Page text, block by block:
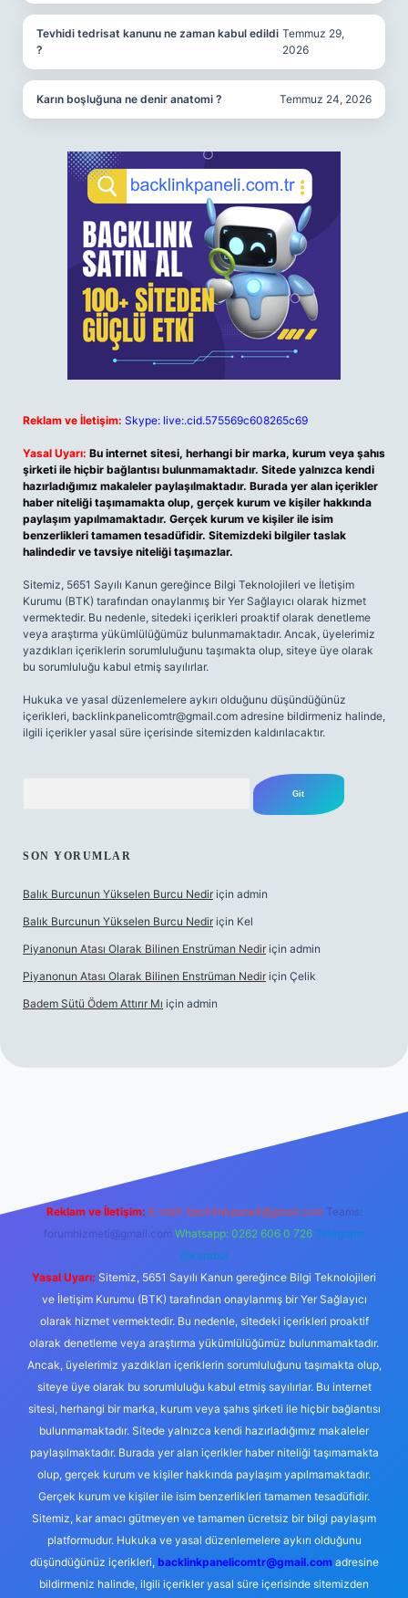
Tevhidi tedrisat kanunu ne zaman kabul edildi
?
Temmuz 29,
2026
Karın boşluğuna ne denir anatomi ? Temmuz 24, 2026
Reklam ve İletişim: Skype: live:.cid.575569c608265c69
Yasal Uyarı: Bu internet sitesi, herhangi bir marka, kurum veya şahıs
şirketi ile hiçbir bağlantısı bulunmamaktadır. Sitede yalnızca kendi
hazırladığımız makaleler paylaşılmaktadır. Burada yer alan içerikler
haber niteliği taşımamakta olup, gerçek kurum ve kişiler hakkında
paylaşım yapılmamaktadır. Gerçek kurum ve kişiler ile isim
benzerlikleri tamamen tesadüfidir. Sitemizdeki bilgiler taslak
halindedir ve tavsiye niteliği taşımazlar.
Sitemiz, 5651 Sayılı Kanun gereğince Bilgi Teknolojileri ve İletişim
Kurumu (BTK) tarafından onaylanmış bir Yer Sağlayıcı olarak hizmet
vermektedir. Bu nedenle, sitedeki içerikleri proaktif olarak denetleme
veya araştırma yükümlülüğümüz bulunmamaktadır. Ancak, üyelerimiz
yazdıkları içeriklerin sorumluluğunu taşımakta olup, siteye üye olarak
bu sorumluluğu kabul etmiş sayılırlar.
Hukuka ve yasal düzenlemelere aykırı olduğunu düşündüğünüz
içerikleri, backlinkpanelicomtr@gmail.com adresine bildirmeniz halinde,
ilgili içerikler yasal süre içerisinde sitemizden kaldırılacaktır.
SON YORUMLAR
Balık Burcunun Yükselen Burcu Nedir için admin
Balık Burcunun Yükselen Burcu Nedir için Kel
Piyanonun Atası Olarak Bilinen Enstrüman Nedir için admin
Piyanonun Atası Olarak Bilinen Enstrüman Nedir için Çelik
Badem Sütü Ödem Attırır Mı için admin
Reklam ve İletişim: E-mail: backlinkpaneli@gmail.com Teams:
forumhizmeti@gmail.com Whatsapp: 0262 606 0 726 Telegram:
@karabul
Yasal Uyarı: Sitemiz, 5651 Sayılı Kanun gereğince Bilgi Teknolojileri
ve İletişim Kurumu (BTK) tarafından onaylanmış bir Yer Sağlayıcı
olarak hizmet vermektedir. Bu nedenle, sitedeki içerikleri proaktif
olarak denetleme veya araştırma yükümlülüğümüz bulunmamaktadır.
Ancak, üyelerimiz yazdıkları içeriklerin sorumluluğunu taşımakta olup,
siteye üye olarak bu sorumluluğu kabul etmiş sayılırlar. Bu internet
sitesi, herhangi bir marka, kurum veya şahıs şirketi ile hiçbir bağlantısı
bulunmamaktadır. Sitede yalnızca kendi hazırladığımız makaleler
paylaşılmaktadır. Burada yer alan içerikler haber niteliği taşımamakta
olup, gerçek kurum ve kişiler hakkında paylaşım yapılmamaktadır.
Gerçek kurum ve kişiler ile isim benzerlikleri tamamen tesadüfidir.
Sitemiz, kar amacı gütmeyen ve tamamen ücretsiz bir bilgi paylaşım
platformudur. Hukuka ve yasal düzenlemelere aykırı olduğunu
düşündüğünüz içerikleri, backlinkpanelicomtr@gmail.comadresine
bildirmeniz halinde, ilgili içerikler yasal süre içerisinde sitemizden